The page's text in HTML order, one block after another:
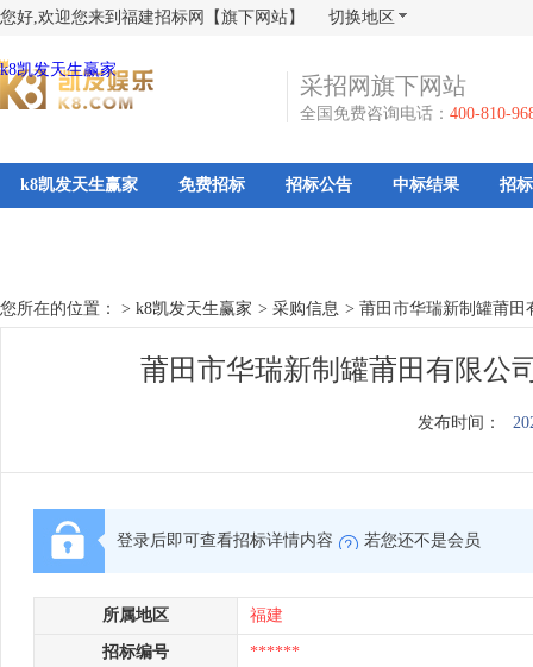
您好,欢迎您来到福建招标网【旗下网站】 切换地区
k8凯发天生赢家
采招网旗下网站
全国免费咨询电话： 400-810-
k8凯发天生赢家 免费招标 招标公告 中标结果 招
您所在的位置： > k8凯发天生赢家 > 采购信息 > 莆田市华瑞新制罐莆田
莆田市华瑞新制罐莆田有限公
发布时间：
登录后即可查看招标详情内容 若您还不是会员
所属地区 福建
招标编号 ******